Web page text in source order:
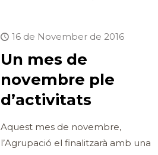
16 de November de 2016
Un mes de
novembre ple
d’activitats
Aquest mes de novembre,
l’Agrupació el finalitzarà amb una